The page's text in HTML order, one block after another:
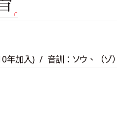
年加入) / 音訓：ソウ、（ゾ）